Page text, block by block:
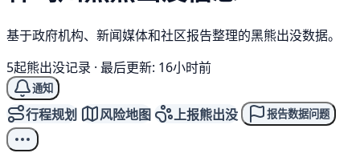
基于政府机构、新闻媒体和社区报告整理的黑熊出没数据。
5起熊出没记录 · 最后更新: 16小时前
通知
行程规划 风险地图 上报熊出没 报告数据问题